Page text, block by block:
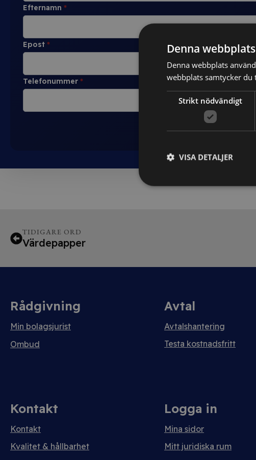
Efternamn *
Epost *
Telefonummer *
TIDIGARE ORD
Värdepapper
Rådgivning
Min bolagsjurist
Ombud
Avtal
Avtalshantering
Testa kostnadsfritt
Kontakt
Kontakt
Kvalitet & hållbarhet
Logga in
Mina sidor
Mitt juridiska rum
Denna
Denna webbplats
webbplats samtycker du
Strikt nödvändigt
VISA DETALJER